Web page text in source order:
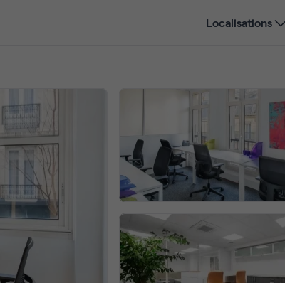
Localisations